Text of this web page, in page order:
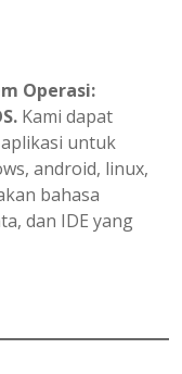
Operasi:
Kami dapat
untuk
android, linux,
bahasa
dan IDE yang